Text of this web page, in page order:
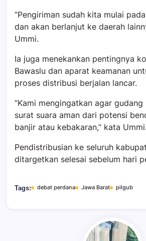
“Pengiriman sudah kita mulai
dan akan berlanjut ke daerah
Ummi.
Ia juga menekankan pentingnya
Bawaslu dan aparat keamanan
proses distribusi berjalan lancar.
“Kami mengingatkan agar
surat suara aman dari potensi
banjir atau kebakaran,” kata Ummi.
Pendistribusian ke seluruh
ditargetkan selesai sebelum hari
Tags: debat perdana Jawa Barat pilgub